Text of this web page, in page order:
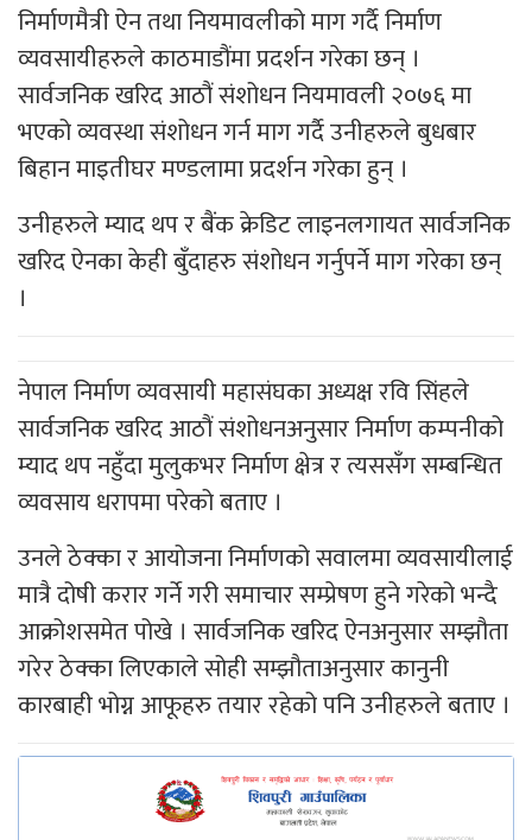
निर्माणमैत्री ऐन तथा नियमावलीको माग गर्दै निर्माण
व्यवसायीहरुले काठमाडौंमा प्रदर्शन गरेका छन् ।
सार्वजनिक खरिद आठौं संशोधन नियमावली २०७६ मा
भएको व्यवस्था संशोधन गर्न माग गर्दै उनीहरुले बुधबार
बिहान माइतीघर मण्डलामा प्रदर्शन गरेका हुन् ।
उनीहरुले म्याद थप र बैंक क्रेडिट लाइनलगायत सार्वजनिक
खरिद ऐनका केही बुँदाहरु संशोधन गर्नुपर्ने माग गरेका छन्
।
नेपाल निर्माण व्यवसायी महासंघका अध्यक्ष रवि सिंहले
सार्वजनिक खरिद आठौं संशोधनअनुसार निर्माण कम्पनीको
म्याद थप नहुँदा मुलुकभर निर्माण क्षेत्र र त्यससँग सम्बन्धित
व्यवसाय धरापमा परेको बताए ।
उनले ठेक्का र आयोजना निर्माणको सवालमा व्यवसायीलाई
मात्रै दोषी करार गर्ने गरी समाचार सम्प्रेषण हुने गरेको भन्दै
आक्रोशसमेत पोखे । सार्वजनिक खरिद ऐनअनुसार सम्झौता
गरेर ठेक्का लिएकाले सोही सम्झौताअनुसार कानुनी
कारबाही भोग्न आफूहरु तयार रहेको पनि उनीहरुले बताए ।